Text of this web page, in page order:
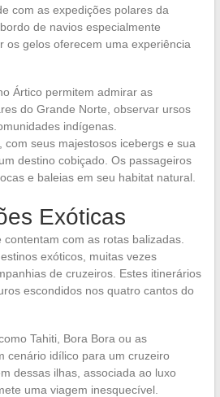
com as expedições polares da
de navios especialmente
os gelos oferecem uma experiência
Ártico permitem admirar as
do Grande Norte, observar ursos
indígenas.
com seus majestosos icebergs e sua
destino cobiçado. Os passageiros
e baleias em seu habitat natural.
Exóticas
com as rotas balizadas.
exóticos, muitas vezes
de cruzeiros. Estes itinerários
escondidos nos quatro cantos do
Tahiti, Bora Bora ou as
cenário idílico para um cruzeiro
dessas ilhas, associada ao luxo
uma viagem inesquecível.